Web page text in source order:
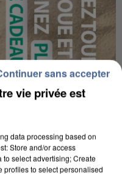
vie privée est
data processing based on
Store and/or access
select advertising; Create
profiles to select personalised
sans accepter